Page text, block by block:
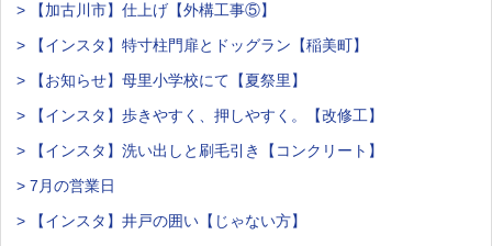
> 【加古川市】仕上げ【外構工事⑤】
> 【インスタ】特寸柱門扉とドッグラン【稲美町】
> 【お知らせ】母里小学校にて【夏祭里】
> 【インスタ】歩きやすく、押しやすく。【改修工】
> 【インスタ】洗い出しと刷毛引き【コンクリート】
> 7月の営業日
> 【インスタ】井戸の囲い【じゃない方】